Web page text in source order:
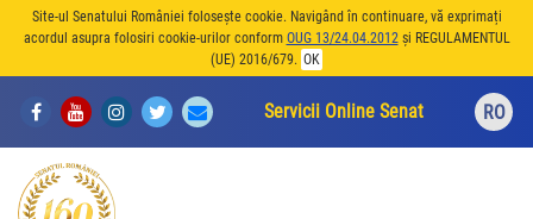
Site-ul Senatului României folosește cookie. Navigând în continuare, vă exprimați
acordul asupra folosiri cookie-urilor conform OUG 13/24.04.2012și REGULAMENTUL
(UE) 2016/679. OK
Servicii Online Senat RO